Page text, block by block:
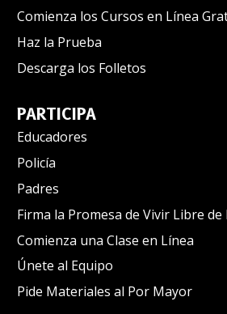
Comienza los Cursos en Línea
Haz la Prueba
Descarga los Folletos
PARTICIPA
Educadores
Policía
Padres
Firma la Promesa de Vivir Libre
Comienza una Clase en Línea
Únete al Equipo
Pide Materiales al Por Mayor